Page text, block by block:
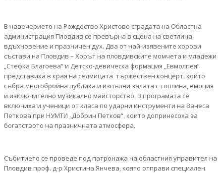
В навечерието на Рождество Христово сградата на Областна
администрация Пловдив се превърна в сцена на светлина,
вдъхновение и празничен дух. Два от най-изявените хорови
състави на Пловдив – Хорът на пловдивските момчета и младежи
„Стефка Благоева“ и Детско-девическа формация „Евмолпея“
представиха в края на седмицата тържествен концерт, който
събра многобройна публика и изпълни залата с топлина, емоция
и изключително музикално майсторство. В програмата се
включиха и ученици от класа по ударни инструменти на Ванеса
Петкова при НУМТИ „Добрин Петков“, които допринесоха за
богатството на празничната атмосфера.
Събитието се проведе под патронажа на областния управител на
Пловдив проф. д-р Христина Янчева, която отправи специален